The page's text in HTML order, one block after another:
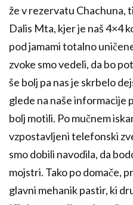
že v rezervatu Chachuna,
Dalis Mta, kjer je naš 4×4
pod jamami totalno
zvoke smo vedeli, da bo
še bolj pa nas je skrbelo
glede na naše informacije
bolj motili. Po mučnem
vzpostavljeni telefonski
smo dobili navodila, da
mojstri. Tako po domače,
glavni mehanik pastir, ki